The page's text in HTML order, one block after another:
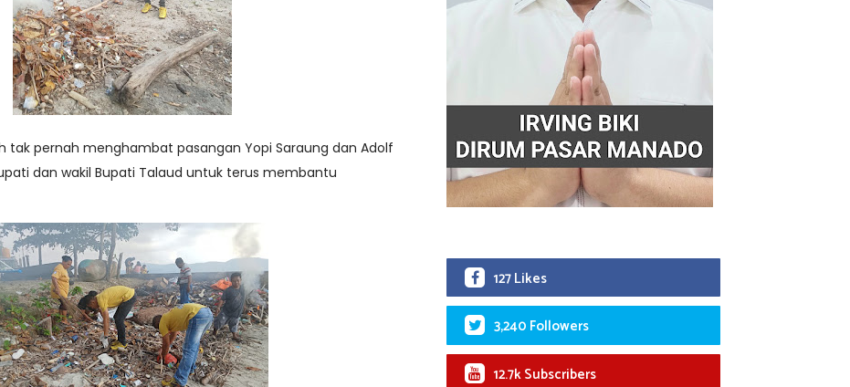
tak pernah menghambat pasangan Yopi Saraung dan Adolf
dan wakil Bupati Talaud untuk terus membantu
127 Likes
3,240 Followers
12.7k Subscribers